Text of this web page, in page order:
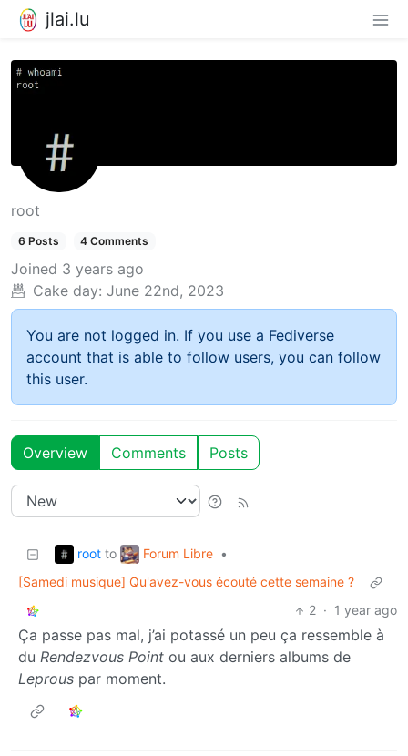
jlai.lu
root
6 Posts 4 Comments
Joined 3 years ago
Cake day: June 22nd, 2023
You are not logged in. If you use a Fediverse
account that is able to follow users, you can follow
this user.
Overview Comments Posts
root to Forum Libre •
[Samedi musique] Qu'avez-vous écouté cette semaine ?
2 · 1 year ago
Ça passe pas mal, j’ai potassé un peu ça ressemble à
du Rendezvous Point ou aux derniers albums de
Leprous par moment.